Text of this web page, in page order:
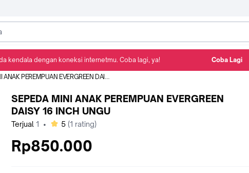
PEREMPUAN EVERGREEN DAISY 16 INCH UNGU
SEPEDA MINI ANAK PEREMPUAN EVERGREEN
DAISY 16 INCH UNGU
Terjual 1 • bintang
5 (1 rating)
Rp850.000
kendala dengan koneksi internetmu. Coba lagi, ya! Coba Lagi